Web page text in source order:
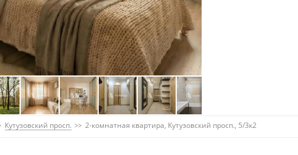
Кутузовский просп. 2-комнатная квартира, Кутузовский просп., 5/3к2